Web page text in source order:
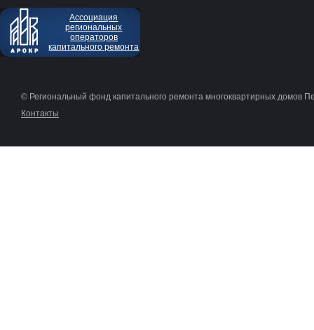
Ассоциация
региональных
операторов
капитального ремонта
© Региональный фонд капитального ремонта многоквартирных домов
Контакты